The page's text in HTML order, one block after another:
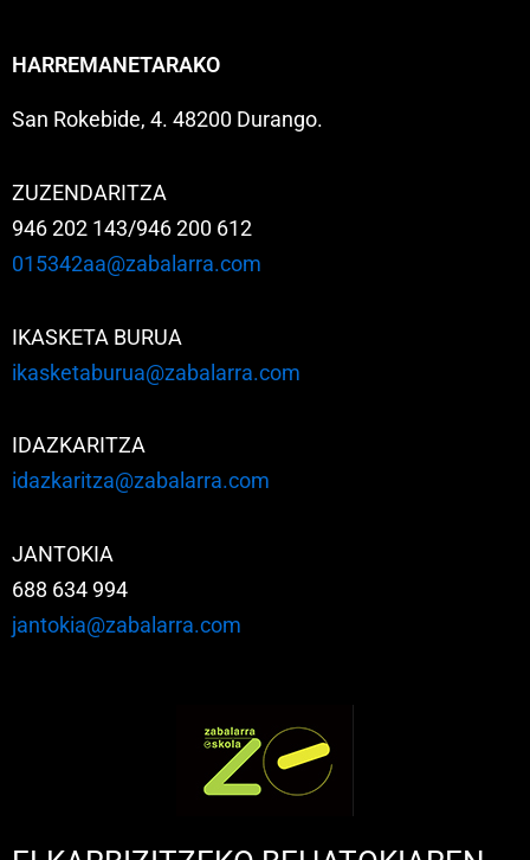
HARREMANETARAKO
San Rokebide, 4. 48200 Durango.
ZUZENDARITZA
946 202 143/946 200 612
015342aa@zabalarra.com
IKASKETA BURUA
ikasketaburua@zabalarra.com
IDAZKARITZA
idazkaritza@zabalarra.com
JANTOKIA
688 634 994
jantokia@zabalarra.com